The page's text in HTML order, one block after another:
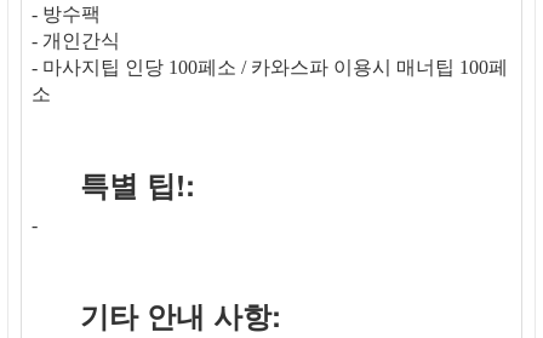
- 방수팩
- 개인간식
- 마사지팁 인당 100페소 / 카와스파 이용시 매너팁 100페
소
특별 팁!:
-
기타 안내 사항: